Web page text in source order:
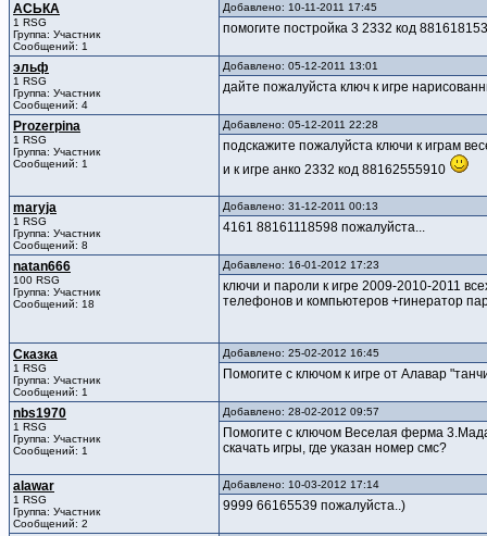
АСЬКА
1 RSG
Группа: Участник
Сообщений: 1
Добавлено: 10-11-2011 17:45
помогите постройка 3 2332 код
эльф
1 RSG
Группа: Участник
Сообщений: 4
Добавлено: 05-12-2011 13:01
дайте пожалуйста ключ к игре
Prozerpina
1 RSG
Группа: Участник
Сообщений: 1
Добавлено: 05-12-2011 22:28
подскажите пожалуйста ключи к играм
и к игре анко 2332 код 88162555910
maryja
1 RSG
Группа: Участник
Сообщений: 8
Добавлено: 31-12-2011 00:13
4161 88161118598 пожалуйста...
natan666
100 RSG
Группа: Участник
Сообщений: 18
Добавлено: 16-01-2012 17:23
ключи и пароли к игре 2009-2010-2011
телефонов и компьютеров +гинератор
Сказка
1 RSG
Группа: Участник
Сообщений: 1
Добавлено: 25-02-2012 16:45
Помогите с ключом к игре от Алавар
nbs1970
1 RSG
Группа: Участник
Сообщений: 1
Добавлено: 28-02-2012 09:57
Помогите с ключом Веселая ферма
скачать игры, где указан номер смс?
alawar
1 RSG
Группа: Участник
Сообщений: 2
Добавлено: 10-03-2012 17:14
9999 66165539 пожалуйста..)